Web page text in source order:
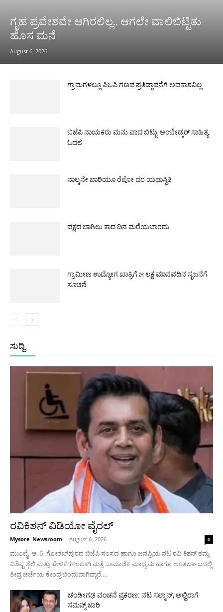
ಗೃಹ ಪ್ರವೇಶವೇ ಆಗಿರಲಿಲ್ಲ.. ಆಗಲೇ ವಾಲಿಬಿಟ್ಟಿತು
ಹೊಸ ಮನೆ
August 6, 2026
ಗ್ರಾಮಗಳಲ್ಲೂ ಪಿಒಪಿ ಗಣಪ ಪ್ರತಿಷ್ಠಾಪನೆಗೆ ಅವಕಾಶವಿಲ್ಲ
ಬಿಜೆಪಿ ನಾಯಕರು ಮನು ವಾದ ಬಿಟ್ಟು ಅಂಬೇಡ್ಕರ್ ಸಾಹಿತ್ಯ
ಓದಲಿ
ನಾಲ್ಕನೇ ಬಾರಿಯೂ ರೆಪೋ ದರ ಯಥಾಸ್ಥಿತಿ
ಪಕ್ಷದ ಬಾಗಿಲು ಕಾದ ದಿನ ಮರೆಯಬಾರದು
ಗ್ರಾಮೀಣ ಉದ್ಯೋಗ ಖಾತ್ರಿಗೆ ೫ ಲಕ್ಷ ಮಾನವದಿನ ಸೃಜನೆಗೆ
ಸೂಚನೆ
ಸುದ್ದಿ
ರವಿಕಿಶನ್ ವಿಡಿಯೋ ವೈರಲ್
Mysore_Newsroom - August 6, 2026 0
ಮುಂಬೈ, ಆ. 6- ಗೋರಖ್‍ಪುರದ ಬಿಜೆಪಿ ಸಂಸದ ಹಾಗೂ ಜನಪ್ರಿಯ ನಟ ರವಿ ಕಿಶನ್ ತಮ್ಮ
ವಿಶಿಷ್ಟ ಶೈಲಿ ಮತ್ತು ಹೇಳಿಕೆಗಳಿಂದಾಗಿ ಮತ್ತೆ ಸಾಮಾಜಿಕ ಮಾಧ್ಯಮ ಹಾಗೂ ಅಂತರ್ಜಾಲದಲ್ಲಿ
ತೀವ್ರ ಚರ್ಚೆಯ ಕೇಂದ್ರಬಿಂದುವಾಗಿದ್ದಾರೆ....
ಚಂಡೀಗಢ ವಂಚನೆ ಪ್ರಕರಣ: ನಟ ಸಲ್ಮಾನ್, ಅಲ್ವಿರಾಗೆ
ಸಮನ್ಸ್ ಜಾರಿ